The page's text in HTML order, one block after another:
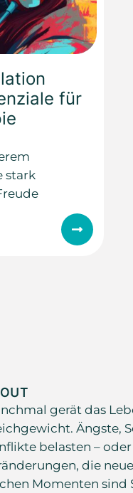
für
stark
gerät das
Ängste,
belasten –
die
Momenten sind